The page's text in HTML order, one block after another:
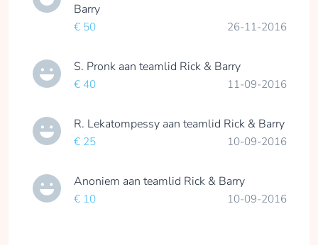
Barry
€ 50 26-11-2016
S. Pronk aan teamlid Rick & Barry
€ 40 11-09-2016
R. Lekatompessy aan teamlid Rick & Barry
€ 25 10-09-2016
Anoniem aan teamlid Rick & Barry
€ 10 10-09-2016